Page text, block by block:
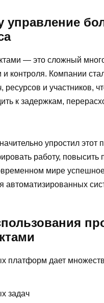
управление
— это сложный
контроля. Компании
и участников,
к задержкам,
упростил
работу,
мире
автоматизированных
платформ дает
задач